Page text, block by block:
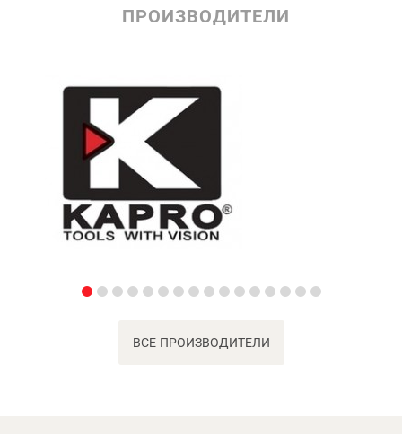
ПРОИЗВОДИТЕЛИ
ВСЕ ПРОИЗВОДИТЕЛИ